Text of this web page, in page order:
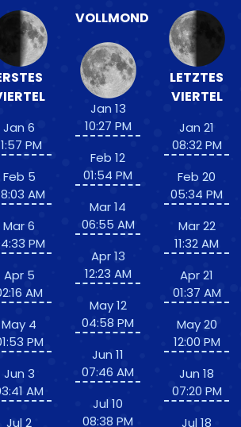
Jan 6
PM
Feb 5
AM
Mar 6
PM
Apr 5
AM
May 4
PM
Jun 3
AM
Jul 2
VOLLMOND
Jan 13
10:27 PM
Feb 12
01:54 PM
Mar 14
06:55 AM
Apr 13
12:23 AM
May 12
04:58 PM
Jun 11
07:46 AM
Jul 10
08:38 PM
LETZTES
VIERTEL
Jan 21
08:32 PM
Feb 20
05:34 PM
Mar 22
11:32 AM
Apr 21
01:37 AM
May 20
12:00 PM
Jun 18
07:20 PM
Jul 18